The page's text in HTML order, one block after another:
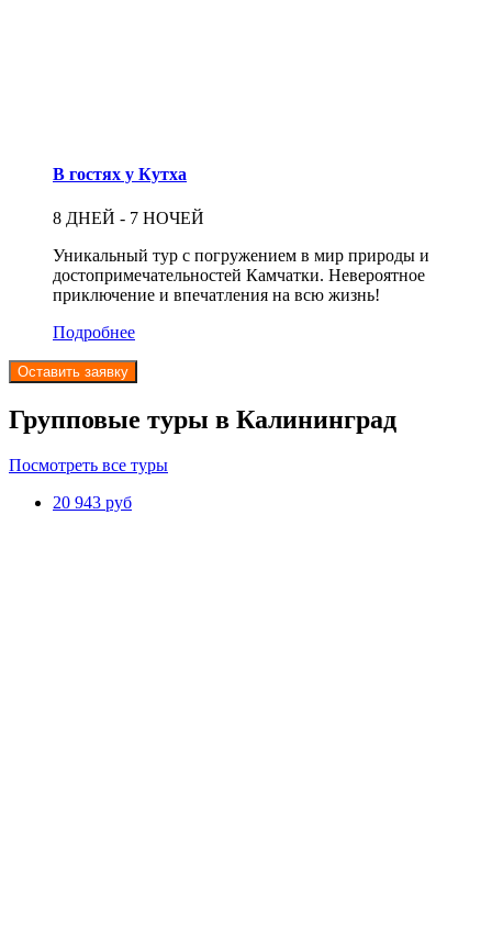
В гостях у Кутха
8 ДНЕЙ - 7 НОЧЕЙ
Уникальный тур с погружением в мир природы и
достопримечательностей Камчатки. Невероятное
приключение и впечатления на всю жизнь!
Подробнее
Оставить заявку
Групповые туры в Калининград
Посмотреть все туры
20 943 руб